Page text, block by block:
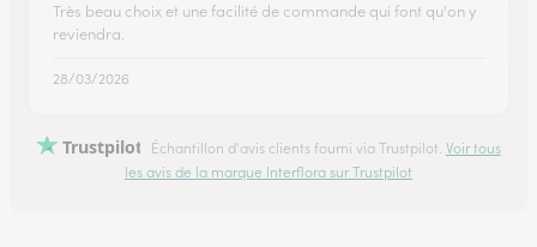
Très beau choix et une facilité de commande qui font qu'on y
reviendra.
28/03/2026
Trustpilot Échantillon d'avis clients fourni via Trustpilot. Voir tous
les avis de la marque Interflora sur Trustpilot